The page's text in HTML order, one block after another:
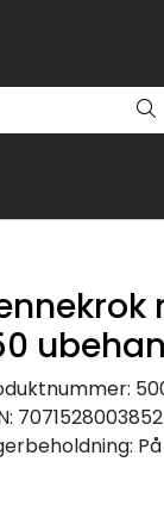
7071528003852